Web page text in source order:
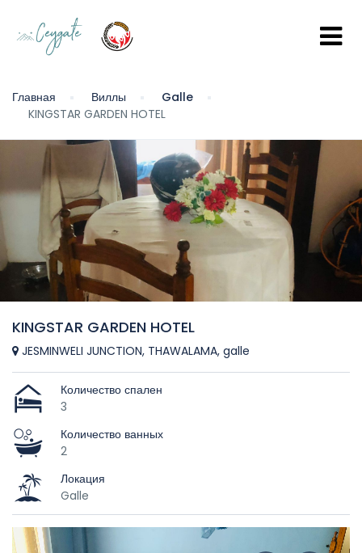
Главная Виллы
Galle
KINGSTAR GARDEN HOTEL
KINGSTAR GARDEN HOTEL
JESMINWELI JUNCTION, THAWALAMA, galle
Количество спален
3
Количество ванных
2
Локация
Galle